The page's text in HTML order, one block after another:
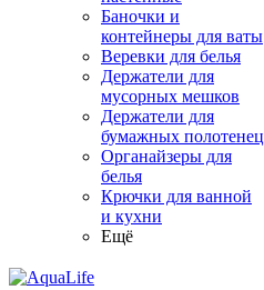
Баночки и
контейнеры для ваты
Веревки для белья
Держатели для
мусорных мешков
Держатели для
бумажных полотенец
Органайзеры для
белья
Крючки для ванной
и кухни
Ещё